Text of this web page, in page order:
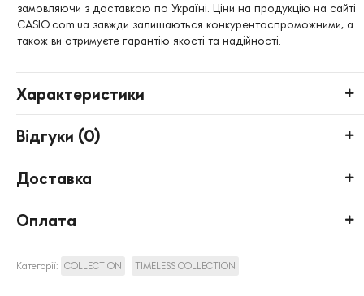
замовляючи з доставкою по Україні. Ціни на продукцію на сайті
CASIO.com.ua завжди залишаються конкурентоспроможними, а
також ви отримуєте гарантію якості та надійності.
Характеристики
Відгуки (0)
Доставка
Оплата
Категорії: COLLECTION TIMELESS COLLECTION